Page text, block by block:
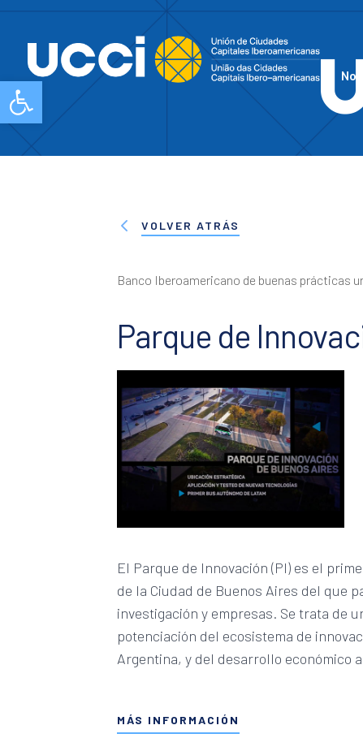
Abrir barra de herramientas
VOLVER ATRÁS
Banco Iberoamericano de buenas prácticas
Parque de
El Parque de Innovación (PI) es el
de la Ciudad de Buenos Aires del que
investigación y empresas. Se trata de
potenciación del ecosistema de
Argentina, y del desarrollo económico
MÁS INFORMACIÓN